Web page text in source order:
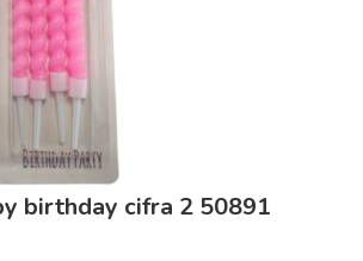
birthday cifra 2 50891